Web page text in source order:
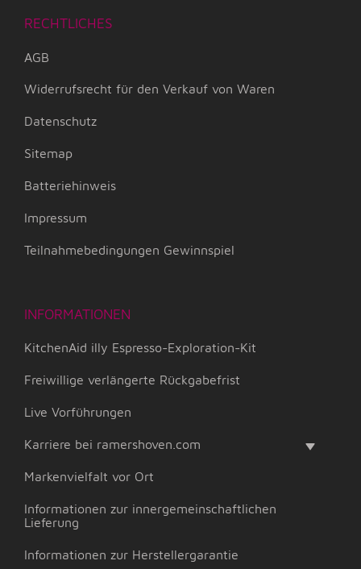
RECHTLICHES
AGB
Widerrufsrecht für den Verkauf von Waren
Datenschutz
Sitemap
Batteriehinweis
Impressum
Teilnahmebedingungen Gewinnspiel
INFORMATIONEN
KitchenAid illy Espresso-Exploration-Kit
Freiwillige verlängerte Rückgabefrist
Live Vorführungen
Karriere bei ramershoven.com
Markenvielfalt vor Ort
Informationen zur innergemeinschaftlichen
Lieferung
Informationen zur Herstellergarantie